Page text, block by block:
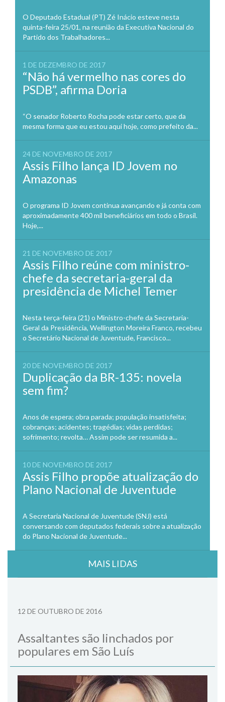
O Deputado Estadual (PT) Zé Inácio esteve nesta
quinta-feira 25/01, na reunião da Executiva Nacional do
Partido dos Trabalhadores...
1 DE DEZEMBRO DE 2017
“Não há vermelho nas cores do
PSDB”, afirma Doria
“O senador Roberto Rocha pode estar certo, que da
mesma forma que eu estou aqui hoje, como prefeito da...
24 DE NOVEMBRO DE 2017
Assis Filho lança ID Jovem no
Amazonas
O programa ID Jovem continua avançando e já conta com
aproximadamente 400 mil beneficiários em todo o Brasil.
Hoje,...
21 DE NOVEMBRO DE 2017
Assis Filho reúne com ministro-
chefe da secretaria-geral da
presidência de Michel Temer
Nesta terça-feira (21) o Ministro-chefe da Secretaria-
Geral da Presidência, Wellington Moreira Franco, recebeu
o Secretário Nacional de Juventude, Francisco...
20 DE NOVEMBRO DE 2017
Duplicação da BR-135: novela
sem fim?
Anos de espera; obra parada; população insatisfeita;
cobranças; acidentes; tragédias; vidas perdidas;
sofrimento; revolta… Assim pode ser resumida a...
10 DE NOVEMBRO DE 2017
Assis Filho propõe atualização do
Plano Nacional de Juventude
A Secretaria Nacional de Juventude (SNJ) está
conversando com deputados federais sobre a atualização
do Plano Nacional de Juventude...
MAIS LIDAS
12 DE OUTUBRO DE 2016
Assaltantes são linchados por
populares em São Luís